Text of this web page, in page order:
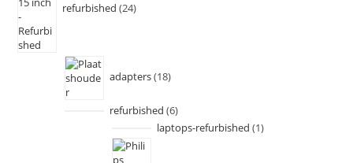
refurbished 24
adapters 18
refurbished 6
laptops-refurbished 1